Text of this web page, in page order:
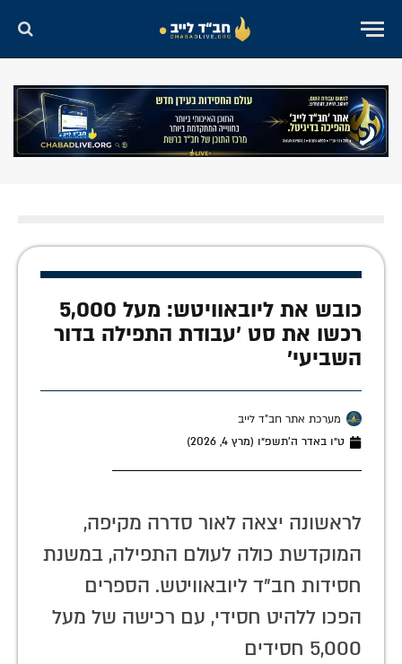
כובש את ליובאוויטש: מעל 5,000
רכשו את סט 'עבודת התפילה בדור
השביעי'
מערכת אתר חב"ד לייב
ט״ו באדר ה׳תשפ״ו (מרץ 4, 2026)
לראשונה יצאה לאור סדרה מקיפה,
המוקדשת כולה לעולם התפילה, במשנת
חסידות חב"ד ליובאוויטש. הספרים
הפכו ללהיט חסידי, עם רכישה של מעל
5,000 חסידים